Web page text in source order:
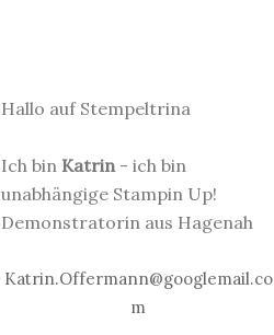
Hallo auf Stempeltrina
Ich bin Katrin- ich bin
unabhängige Stampin Up!
Demonstratorin aus Hagenah
Katrin.Offermann@googlemail.co
m